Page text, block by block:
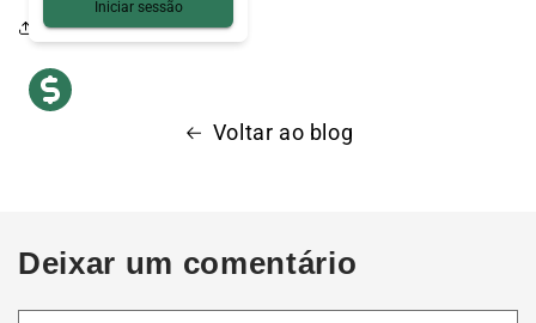
Partilhar o artigo
Voltar ao blog
Deixar um comentário
Iniciar sessão